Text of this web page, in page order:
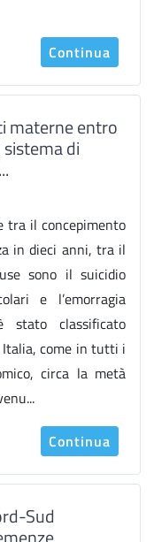
Continua
materne entro
di
tra il concepimento
in dieci anni, tra il
sono il suicidio
e l’emorragia
classificato
Italia, come in tutti i
circa la metà
Continua
Sud